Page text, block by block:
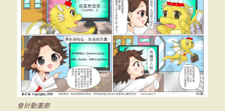
年
申
報
表
（2）
初
級
>>
會計動畫廊